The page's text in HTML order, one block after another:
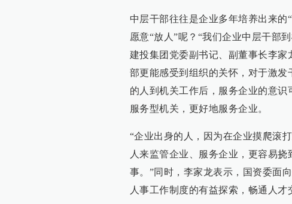
中层干部往往是企业多年培养出来
愿意“放人”呢？“我们企业中层干部
建投集团党委副书记、副董事长李
部更能感受到组织的关怀，对于激
的人到机关工作后，服务企业的意
服务型机关，更好地服务企业。
“企业出身的人，因为在企业摸爬滚
人来监管企业、服务企业，更容易
事。”同时，李家龙表示，国资委面
人事工作制度的有益探索，畅通人才